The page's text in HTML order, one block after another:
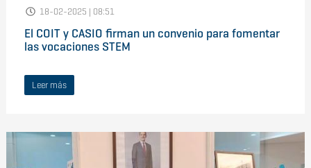
18-02-2025 | 08:51
El COIT y CASIO firman un convenio para fomentar
las vocaciones STEM
Leer más